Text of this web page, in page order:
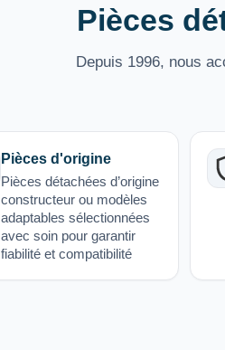
Pièces
Depuis 1996, nous
Pièces d'origine
Pièces détachées d’origine
constructeur ou modèles
adaptables sélectionnées
avec soin pour garantir
fiabilité et compatibilité